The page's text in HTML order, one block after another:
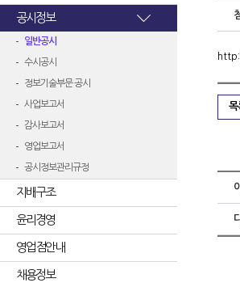
공시정보
일반공시
수시공시
정보기술부문 공시
사업보고서
감사보고서
영업보고서
공시정보관리규정
지배구조
윤리경영
영업점안내
채용정보
목